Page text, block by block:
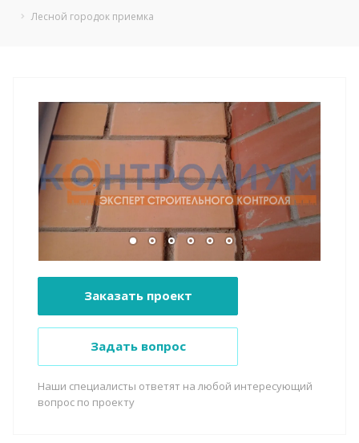
Лесной городок приемка
Заказать проект
Задать вопрос
Наши специалисты ответят на любой интересующий
вопрос по проекту